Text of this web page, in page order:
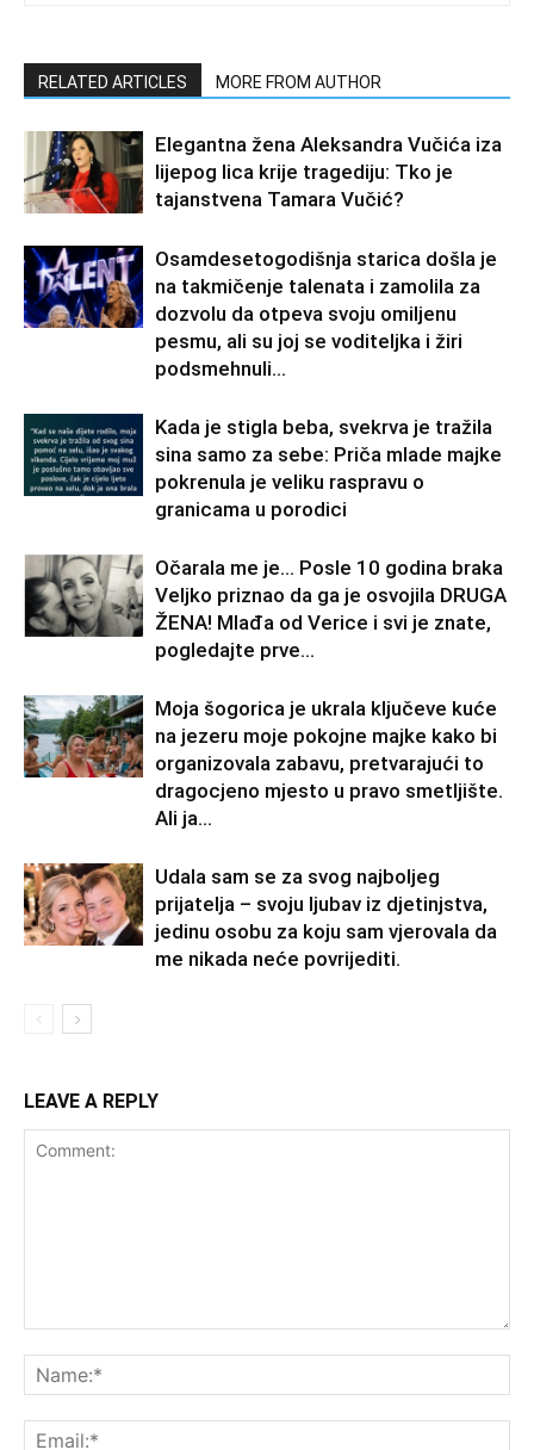
RELATED ARTICLES MORE FROM AUTHOR
Elegantna žena Aleksandra Vučića iza
lijepog lica krije tragediju: Tko je
tajanstvena Tamara Vučić?
Osamdesetogodišnja starica došla je
na takmičenje talenata i zamolila za
dozvolu da otpeva svoju omiljenu
pesmu, ali su joj se voditeljka i žiri
podsmehnuli...
Kada je stigla beba, svekrva je tražila
sina samo za sebe: Priča mlade majke
pokrenula je veliku raspravu o
granicama u porodici
Očarala me je… Posle 10 godina braka
Veljko priznao da ga je osvojila DRUGA
ŽENA! Mlađa od Verice i svi je znate,
pogledajte prve...
Moja šogorica je ukrala ključeve kuće
na jezeru moje pokojne majke kako bi
organizovala zabavu, pretvarajući to
dragocjeno mjesto u pravo smetljište.
Ali ja...
Udala sam se za svog najboljeg
prijatelja – svoju ljubav iz djetinjstva,
jedinu osobu za koju sam vjerovala da
me nikada neće povrijediti.
LEAVE A REPLY